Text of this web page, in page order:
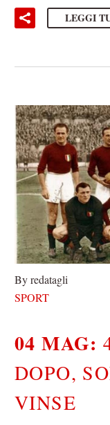
LEGGI
By redatagli
SPORT
04 MAG:
DOPO,
VINSE